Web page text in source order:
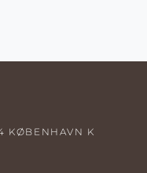
KØBENHAVN K